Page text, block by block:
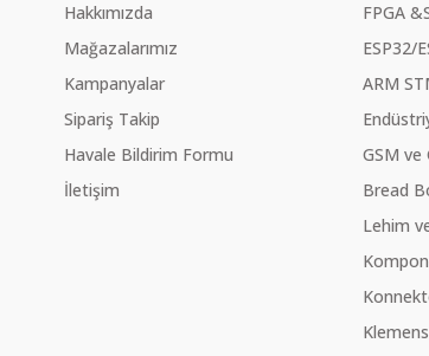
Hakkımızda
Mağazalarımız
Kampanyalar
Sipariş Takip
Havale Bildirim Formu
İletişim
FPGA
ESP32/
ARM
GSM ve
Bread
Lehim